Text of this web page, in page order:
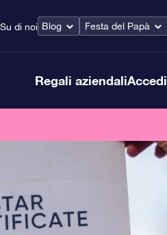
Su di noi Blog Festa del Papà
Regali aziendaliAccedi